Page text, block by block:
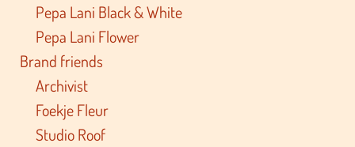
Pepa Lani Black & White
Pepa Lani Flower
Brand friends
Archivist
Foekje Fleur
Studio Roof